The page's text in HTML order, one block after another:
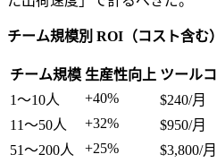
チーム規模別 ROI（コスト含む
チーム規模 生産性向上 ツール
1〜10人
+40% $240/月
11〜50人
+32% $950/月
51〜200人
+25% $3,800/月